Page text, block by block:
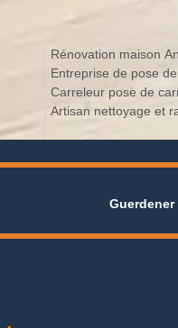
Rénovation maison
Entreprise de pose
Carreleur pose de
Artisan nettoyage et